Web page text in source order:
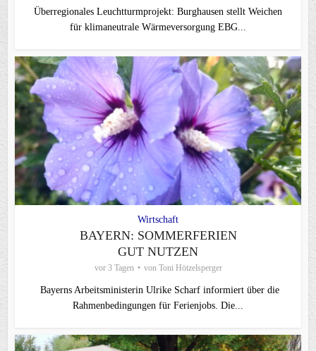
Überregionales Leuchtturmprojekt: Burghausen stellt Weichen
für klimaneutrale Wärmeversorgung EBG...
Wirtschaft
BAYERN: SOMMERFERIEN
GUT NUTZEN
vor 3 Tagen von Toni Hötzelsperger
Bayerns Arbeitsministerin Ulrike Scharf informiert über die
Rahmenbedingungen für Ferienjobs. Die...